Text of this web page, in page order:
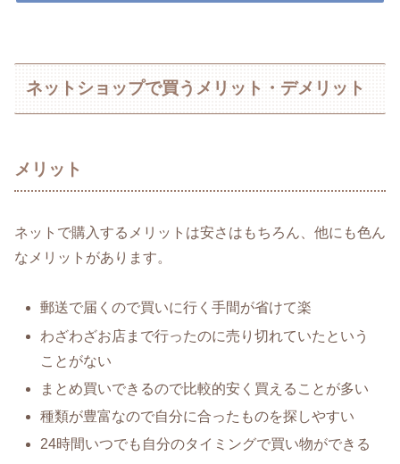
ネットショップで買うメリット・デメリット
メリット
ネットで購入するメリットは安さはもちろん、他にも色ん
なメリットがあります。
郵送で届くので買いに行く手間が省けて楽
わざわざお店まで行ったのに売り切れていたという
ことがない
まとめ買いできるので比較的安く買えることが多い
種類が豊富なので自分に合ったものを探しやすい
24時間いつでも自分のタイミングで買い物ができる